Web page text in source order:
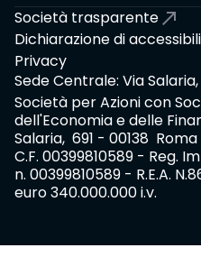
Società trasparente
Dichiarazione di
Privacy
Sede Centrale: Via
Società per Azioni con
dell'Economia e delle
Salaria, 691 - 00138
C.F. 00399810589 - Reg.
n. 00399810589 - R.E.A.
euro 340.000.000 i.v.